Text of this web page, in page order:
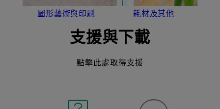
圖形藝術與印刷 耗材及其他
支援與下載
點擊此處取得支援